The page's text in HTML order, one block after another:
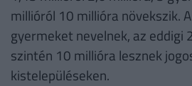
millióról 10 millióra növekszik.
gyermeket nevelnek, az eddigi
szintén 10 millióra lesznek
kistelepüléseken.